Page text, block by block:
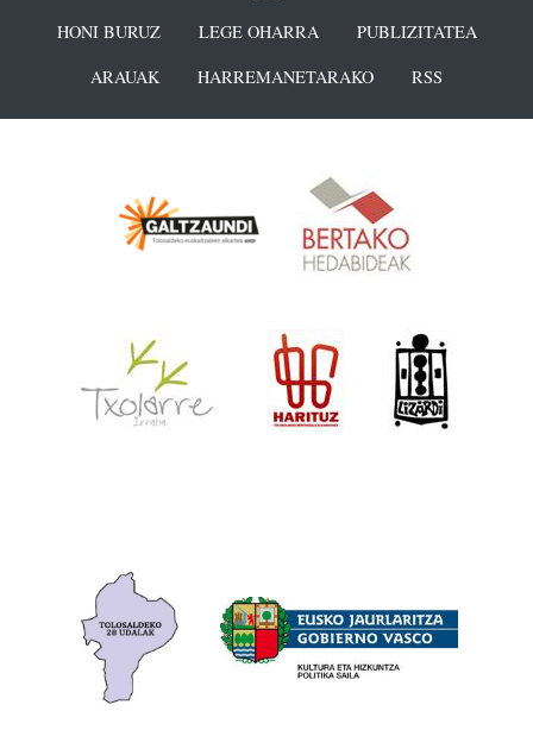
HONI BURUZ LEGE OHARRA
PUBLIZITATEA
ARAUAK
HARREMANETARAKO RSS